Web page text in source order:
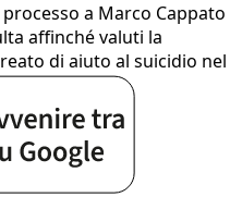
a Marco Cappato
affinché valuti la
di aiuto al suicidio nel